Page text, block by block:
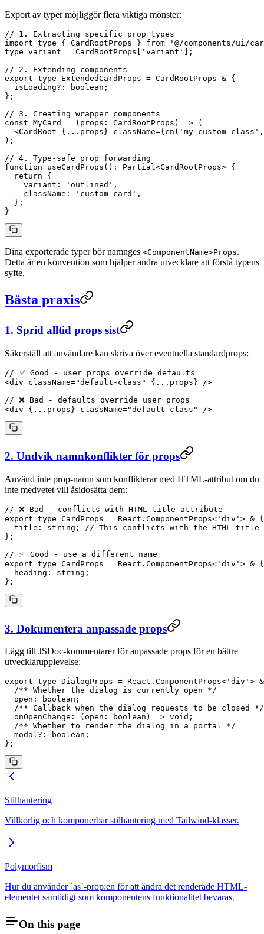
Export av typer möjliggör flera viktiga mönster:
// 1. Extracting specific prop types
import type { CardRootProps } from '@/components/ui/
type variant = CardRootProps 'variant'
];
// 2. Extending components
export type ExtendedCardProps = CardRootProps & {
  isLoading
?: boolean ;
};
// 3. Creating wrapper components
const MyCard = ( props : CardRootProps ) => (
  <
CardRoot { ... props} className={ cn ( 'my-custom-class'
);
// 4. Type-safe prop forwarding
function useCardProps () : Partial<CardRootProps> {
  return
{
    variant:
'outlined' ,
    className:
'custom-card' ,
  };
}
Dina exporterade typer bör namnges <ComponentName>Props.
Detta är en konvention som hjälper andra utvecklare att förstå typens
syfte.
Bästa praxis
1. Sprid alltid props sist
Säkerställ att användare kan skriva över eventuella standardprops:
// ✅ Good - user props override defaults
<div className="default-class" { ... props} />
// ❌ Bad - defaults override user props
<div { ... props} className="default-class" />
2. Undvik namnkonflikter för props
Använd inte prop-namn som konflikterar med HTML-attribut om du
inte medvetet vill åsidosätta dem:
// ❌ Bad - conflicts with HTML title attribute
export type CardProps = React . ComponentProps< 'div' > & {
  title
: string ;
// This conflicts with the HTML title
};
// ✅ Good - use a different name
export type CardProps = React . ComponentProps< 'div' > & {
  heading
: string ;
};
3. Dokumentera anpassade props
Lägg till JSDoc-kommentarer för anpassade props för en bättre
utvecklarupplevelse:
export type DialogProps = React . ComponentProps< 'div' > &
  /** Whether the dialog is currently open */
  open
: boolean ;
  /** Callback when the dialog requests to be closed */
  onOpenChange
: ( open : boolean ) => void ;
  /** Whether to render the dialog in a portal */
  modal
?: boolean ;
};
Stilhantering
Villkorlig och komponerbar stilhantering med Tailwind-klasser.
Polymorfism
Hur du använder `as`-prop:en för att ändra det renderade HTML-
elementet samtidigt som komponentens funktionalitet bevaras.
On this page